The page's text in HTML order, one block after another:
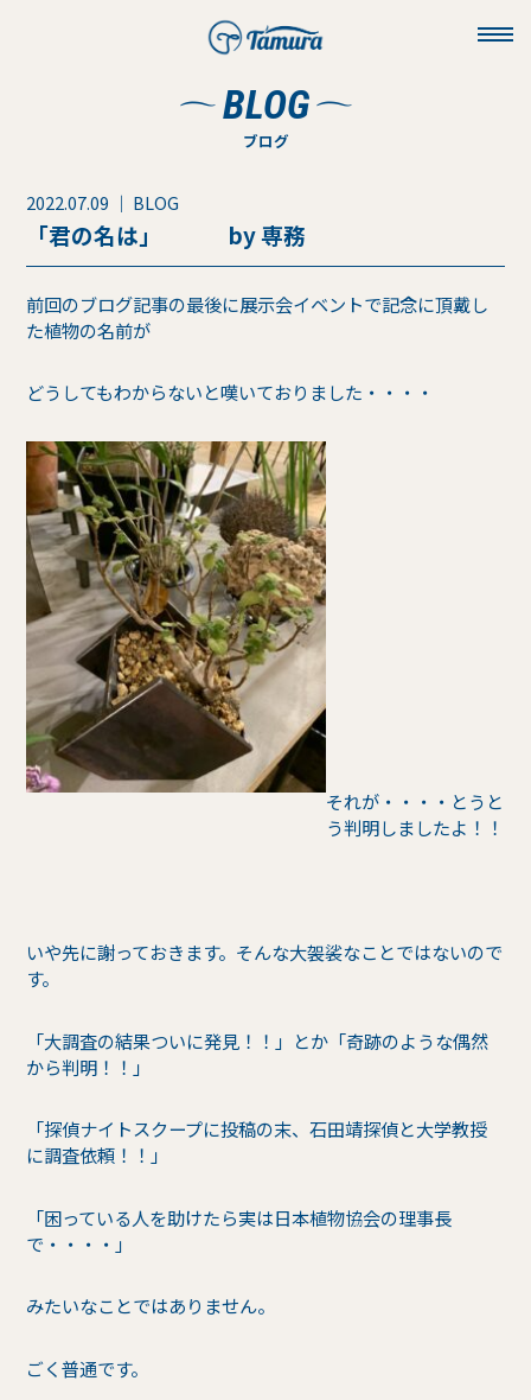
BLOG
ブログ
2022.07.09 ｜ BLOG
「君の名は」 by 専務
前回のブログ記事の最後に展示会イベントで記念に頂戴し
た植物の名前が
どうしてもわからないと嘆いておりました・・・・
それが・・・・とうと
う判明しましたよ！！
いや先に謝っておきます。そんな大袈裟なことではないので
す。
「大調査の結果ついに発見！！」とか「奇跡のような偶然
から判明！！」
「探偵ナイトスクープに投稿の末、石田靖探偵と大学教授
に調査依頼！！」
「困っている人を助けたら実は日本植物協会の理事長
で・・・・」
みたいなことではありません。
ごく普通です。